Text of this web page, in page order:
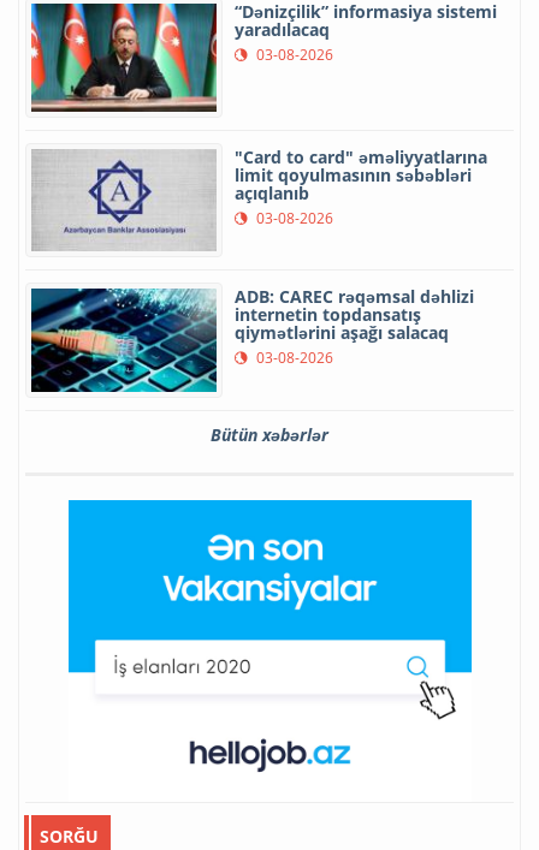
“Dənizçilik” informasiya sistemi
yaradılacaq
03-08-2026
"Card to card" əməliyyatlarına
limit qoyulmasının səbəbləri
açıqlanıb
03-08-2026
ADB: CAREC rəqəmsal dəhlizi
internetin topdansatış
qiymətlərini aşağı salacaq
03-08-2026
Bütün xəbərlər
SORĞU